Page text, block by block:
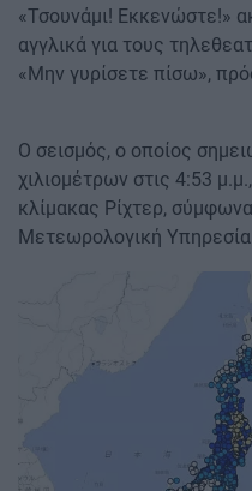
«Τσουνάμι! Εκκενώστε!»
αγγλικά για τους
«Μην γυρίσετε πίσω»,
Ο σεισμός, ο οποίος
χιλιομέτρων στις 4:53
κλίμακας Ρίχτερ,
Μετεωρολογική